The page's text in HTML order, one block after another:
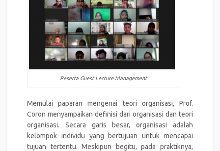
Peserta Guest Lecture Management
Memulai paparan mengenai teori organisasi, Prof.
Coron menyampaikan definisi dari organisasi dan teori
organisasi. Secara garis besar, organisasi adalah
kelompok individu yang bertujuan untuk mencapai
tujuan tertentu. Meskipun begitu, pada praktiknya,